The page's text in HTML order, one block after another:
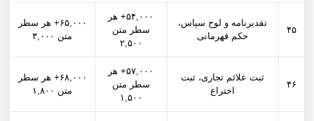
۴۵
تقدیرنامه و لوح سپاس،
حکم قهرمانی
۵۴,۰۰۰+ هر
سطر متن
۲,۵۰۰
۶۵,۰۰۰+ هر سطر
متن ۳,۰۰۰
۴۶
ثبت علائم تجاری، ثبت
اختراع
۵۷,۰۰۰+ هر
سطر متن
۱,۵۰۰
۶۸,۰۰۰+ هر سطر
متن ۱,۸۰۰